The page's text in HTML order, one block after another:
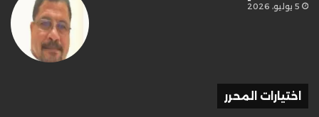
5 يوليو، 2026
اختيارات المحرر